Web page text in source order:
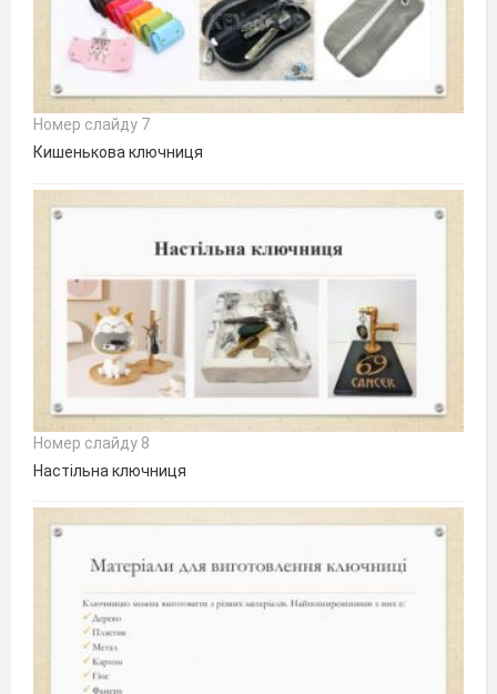
Номер слайду 7
Кишенькова ключниця
Номер слайду 8
Настільна ключниця